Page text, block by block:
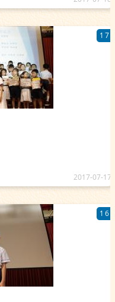
17
2017-07-17
16